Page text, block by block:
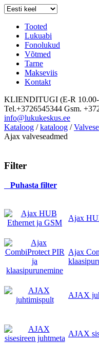
Tooted
Lukuabi
Fonolukud
Võtmed
Tarne
Makseviis
Kontakt
KLIENDITUGI (E-R 10.00-
Tel.+3726545344 Gsm.
info@lukukeskus.ee
Kataloog /kataloog /
Ajax valveseadmed
Filter
Puhasta filter
Ajax
Ajax
AJAX
AJAX